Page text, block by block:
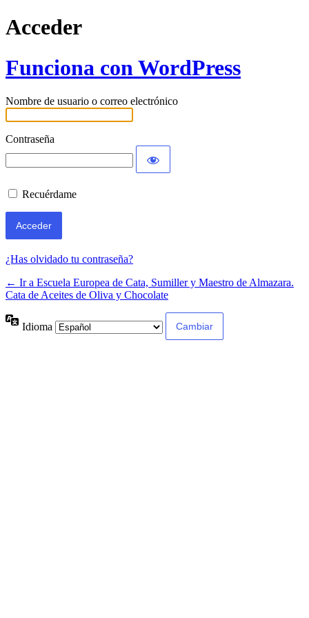
Acceder
Funciona con WordPress
Nombre de usuario o correo electrónico
Contraseña
Recuérdame
¿Has olvidado tu contraseña?
← Ir a Escuela Europea de Cata, Sumiller y Maestro de Almazara.
Cata de Aceites de Oliva y Chocolate
Idioma